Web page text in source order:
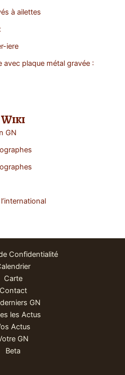
à ailettes
iere
avec plaque métal gravée :
Wiki
GN
Confidentialité
Carte
Contact
GN
les Actus
Actus
GN
Beta